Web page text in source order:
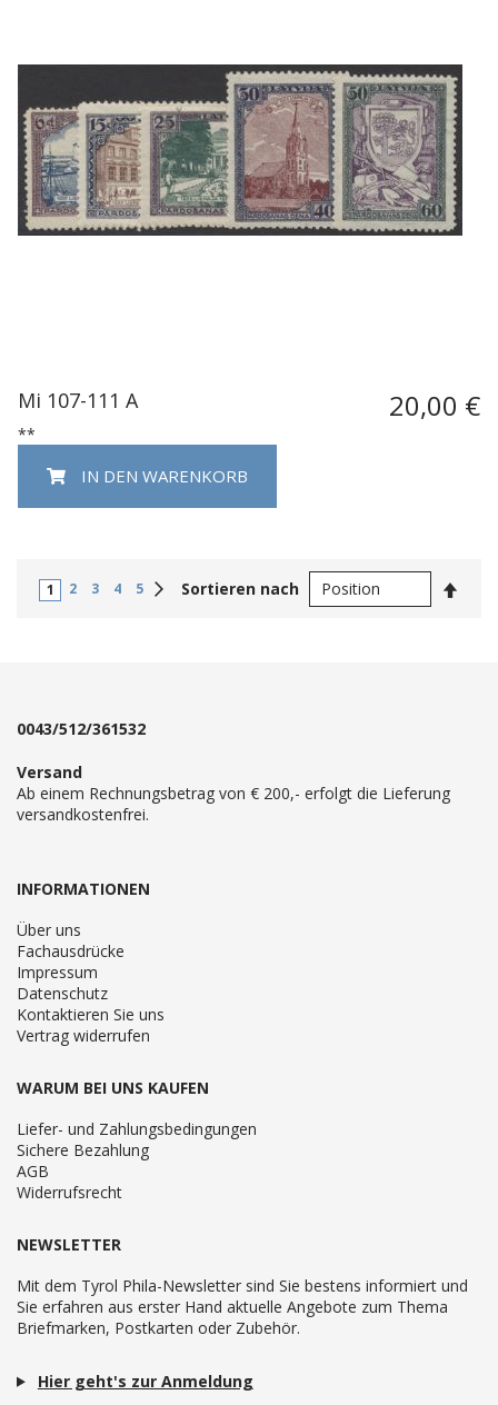
Mi 107-111 A 20,00 €
**
IN DEN WARENKORB
1 2 3 4 5 Weiter
Sortieren nach
0043/512/361532
Versand
Ab einem Rechnungsbetrag von € 200,- erfolgt die Lieferung
versandkostenfrei.
INFORMATIONEN
Über uns
Fachausdrücke
Impressum
Datenschutz
Kontaktieren Sie uns
Vertrag widerrufen
WARUM BEI UNS KAUFEN
Liefer- und Zahlungsbedingungen
Sichere Bezahlung
AGB
Widerrufsrecht
NEWSLETTER
Mit dem Tyrol Phila-Newsletter sind Sie bestens informiert und
Sie erfahren aus erster Hand aktuelle Angebote zum Thema
Briefmarken, Postkarten oder Zubehör.
Hier geht's zur Anmeldung